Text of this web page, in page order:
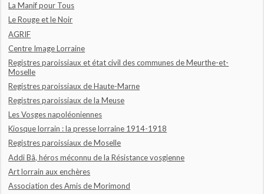
La Manif pour Tous
Le Rouge et le Noir
AGRIF
Centre Image Lorraine
Registres paroissiaux et état civil des communes de Meurthe-et-
Moselle
Registres paroissiaux de Haute-Marne
Registres paroissiaux de la Meuse
Les Vosges napoléoniennes
Kiosque lorrain : la presse lorraine 1914-1918
Registres paroissiaux de Moselle
Addi Bâ, héros méconnu de la Résistance vosgienne
Art lorrain aux enchères
Association des Amis de Morimond